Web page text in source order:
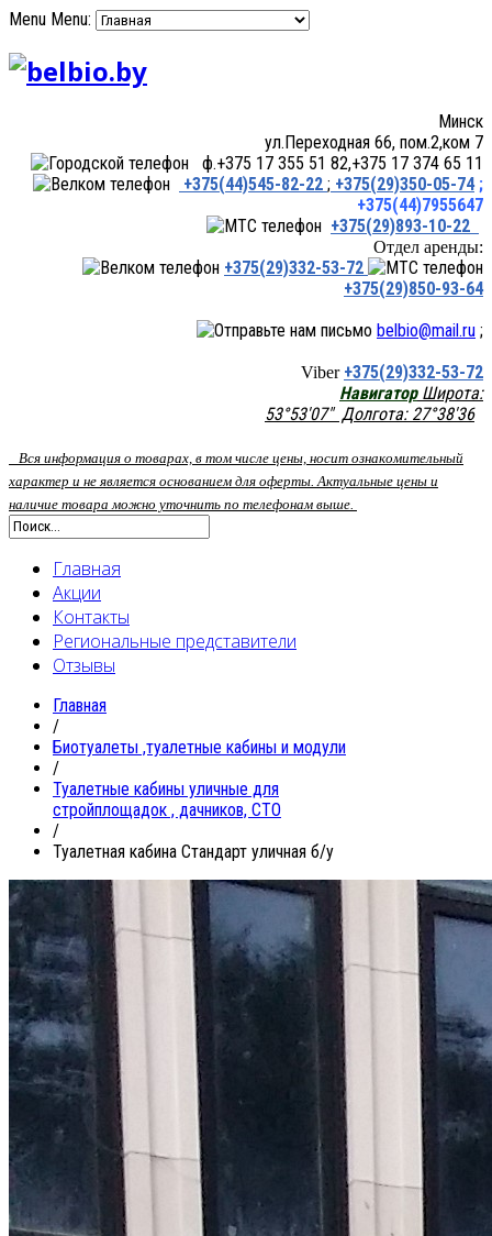
Menu Menu:
Минск
ул.Переходная 66, пом.2,ком 7
ф.+375 17 355 51 82,+375 17 374 65 11
+375(44)545-82-22 ; +375(29)350-05-74 ;
+375(44)7955647
+375(29)893-10-22
Отдел аренды:
+375(29)332-53-72
+375(29)850-93-64
belbio@mail.ru ;
Viber +375(29)332-53-72
НавигаторШирота:
53°53'07" Долгота: 27°38'36
Вся информация о товарах, в том числе цены, носит ознакомительный
характер и не является основанием для оферты. Актуальные цены и
наличие товара можно уточнить по телефонам выше.
Главная
Акции
Контакты
Региональные представители
Отзывы
Главная
/
Биотуалеты ,туалетные кабины и модули
/
Туалетные кабины уличные для
стройплощадок , дачников, СТО
/
Туалетная кабина Стандарт уличная б/у